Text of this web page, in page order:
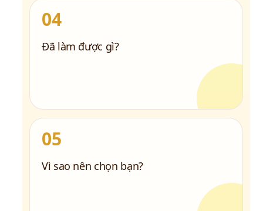
04
Đã làm được gì?
05
Vì sao nên chọn bạn?